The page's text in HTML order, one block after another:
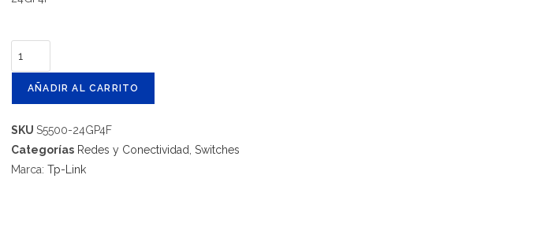
AÑADIR AL CARRITO
SKU S5500-24GP4F
Categorías Redes y Conectividad Switches
Marca: Tp-Link